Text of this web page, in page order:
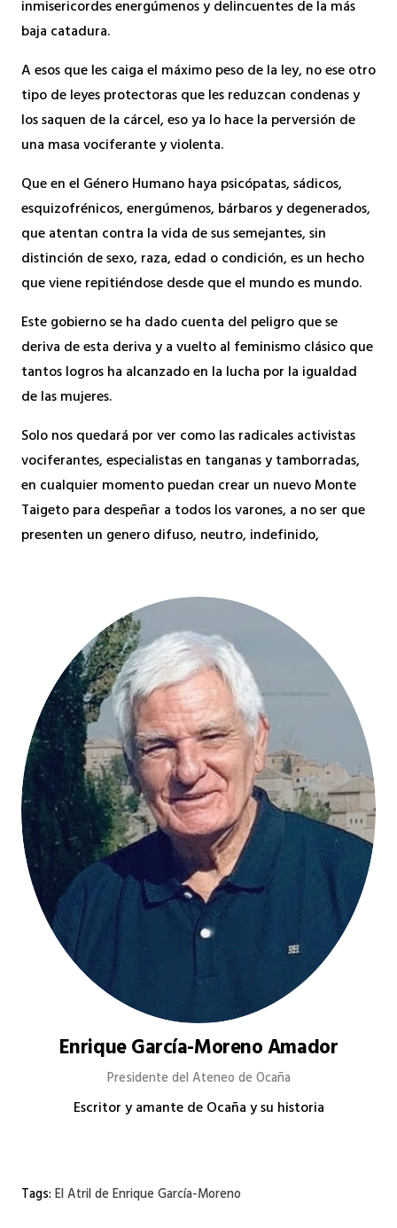
inmisericordes energúmenos y delincuentes de la más
baja catadura.
A esos que les caiga el máximo peso de la ley, no ese otro
tipo de leyes protectoras que les reduzcan condenas y
los saquen de la cárcel, eso ya lo hace la perversión de
una masa vociferante y violenta.
Que en el Género Humano haya psicópatas, sádicos,
esquizofrénicos, energúmenos, bárbaros y degenerados,
que atentan contra la vida de sus semejantes, sin
distinción de sexo, raza, edad o condición, es un hecho
que viene repitiéndose desde que el mundo es mundo.
Este gobierno se ha dado cuenta del peligro que se
deriva de esta deriva y a vuelto al feminismo clásico que
tantos logros ha alcanzado en la lucha por la igualdad
de las mujeres.
Solo nos quedará por ver como las radicales activistas
vociferantes, especialistas en tanganas y tamborradas,
en cualquier momento puedan crear un nuevo Monte
Taigeto para despeñar a todos los varones, a no ser que
presenten un genero difuso, neutro, indefinido,
Enrique García-Moreno Amador
Presidente del Ateneo de Ocaña
Escritor y amante de Ocaña y su historia
Tags:El Atril de Enrique García-Moreno